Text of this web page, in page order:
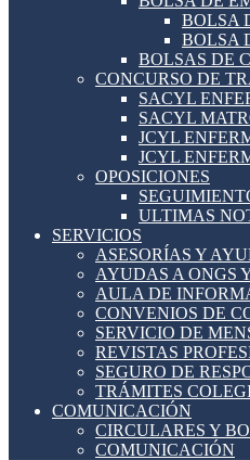
BOLSA
BOLSA
BOLSAS DE
CONCURSO DE
SACYL
SACYL
JCYL
JCYL
OPOSICIONES
ULTIMAS
SERVICIOS
ASESORÍAS Y
AYUDAS A ONGS
AULA DE
CONVENIOS DE
SERVICIO DE
REVISTAS
SEGURO DE
TRÁMITES
COMUNICACIÓN
CIRCULARES Y
COMUNICACIÓN